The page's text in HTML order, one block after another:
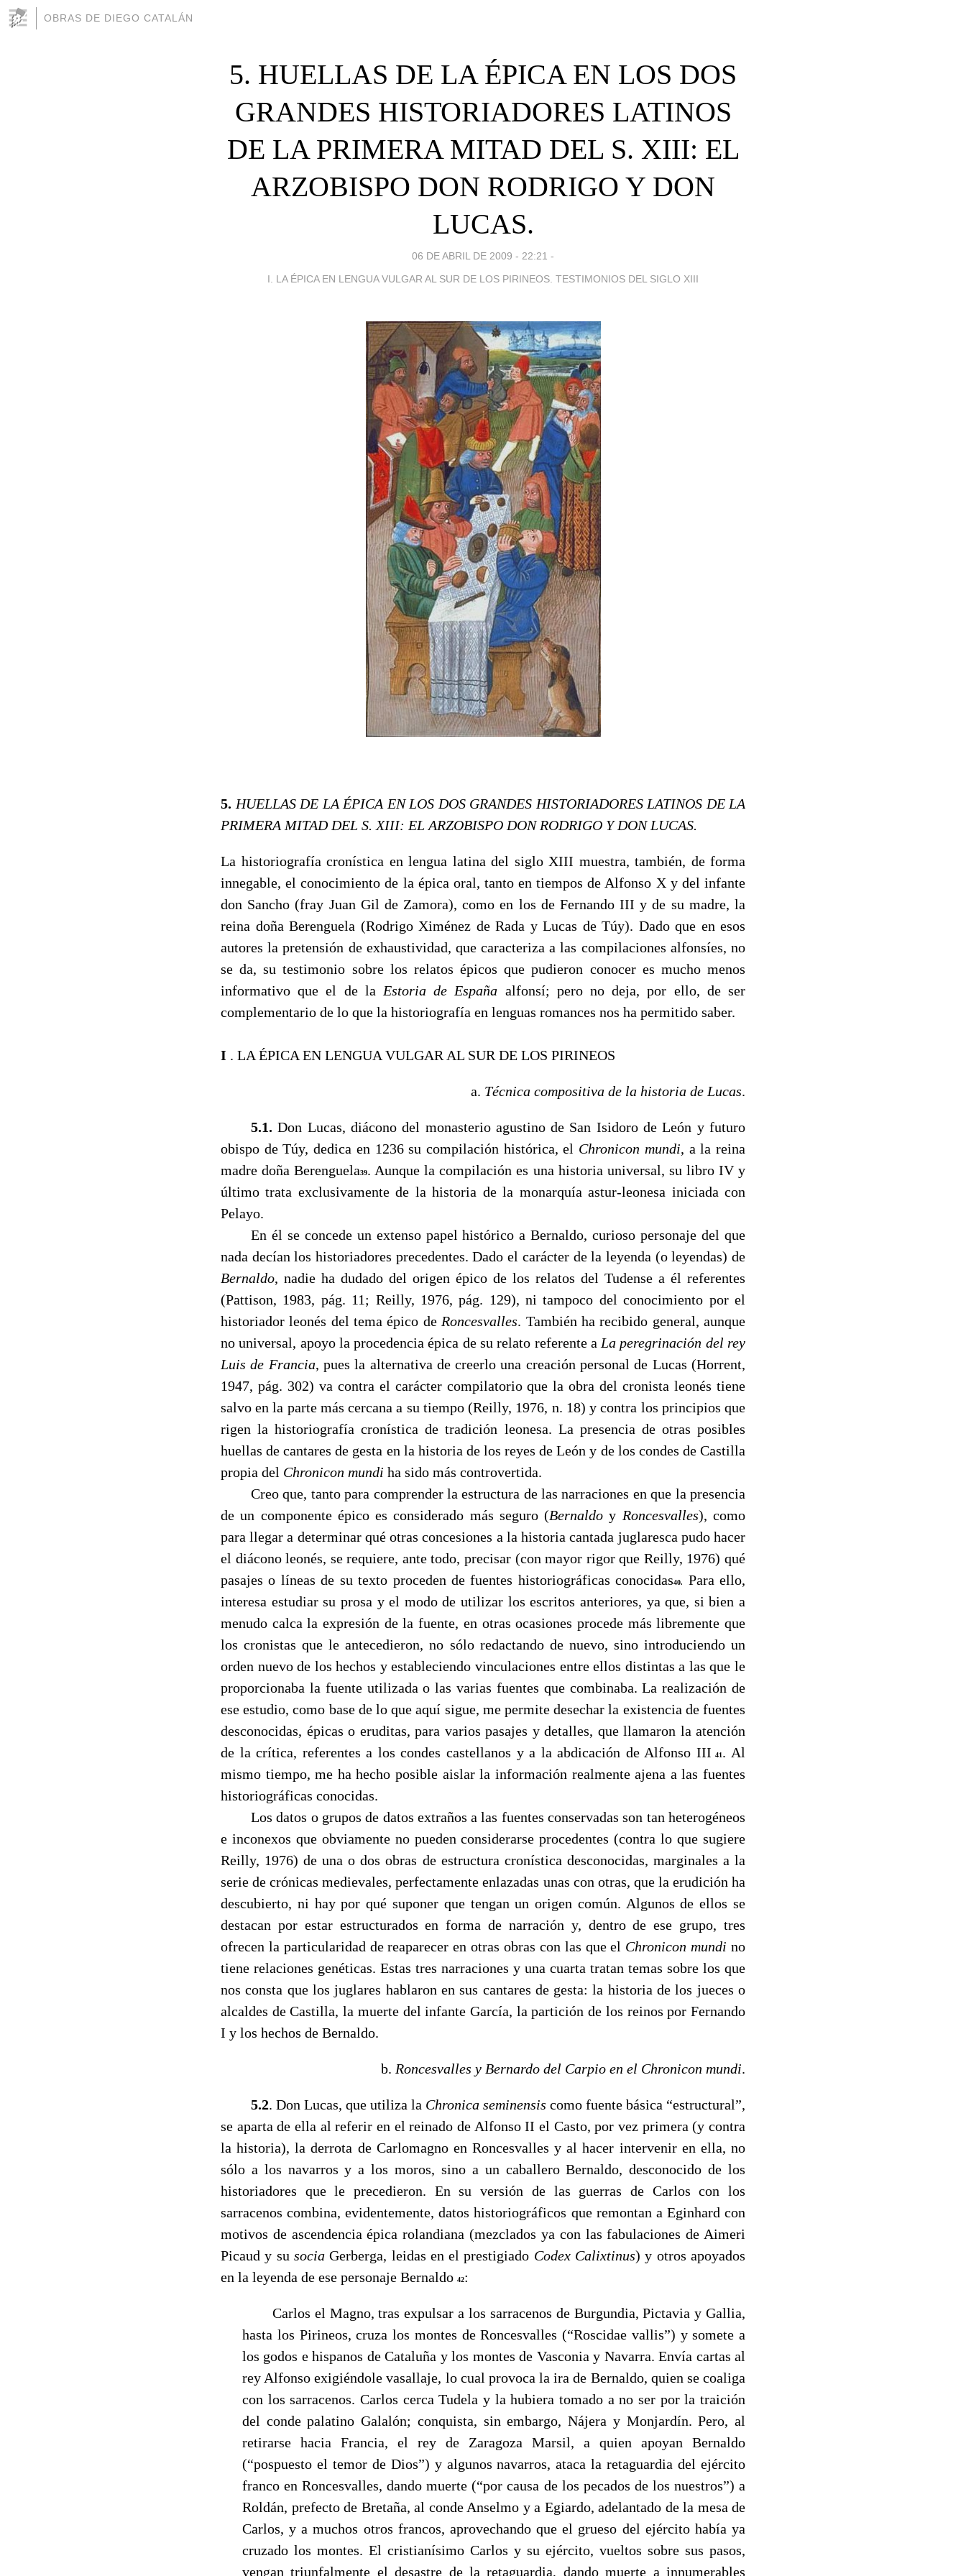
OBRAS DE DIEGO CATALÁN
5. HUELLAS DE LA ÉPICA EN LOS DOS
GRANDES HISTORIADORES LATINOS
DE LA PRIMERA MITAD DEL S. XIII: EL
ARZOBISPO DON RODRIGO Y DON
LUCAS.
06 DE ABRIL DE 2009 - 22:21 -
I. LA ÉPICA EN LENGUA VULGAR AL SUR DE LOS PIRINEOS. TESTIMONIOS DEL SIGLO XIII
5. HUELLAS DE LA ÉPICA EN LOS DOS GRANDES HISTORIADORES LATINOS DE LA
PRIMERA MITAD DEL S. XIII: EL ARZOBISPO DON RODRIGO Y DON LUCAS.
La historiografía cronística en lengua latina del siglo XIII muestra, también, de forma
innegable, el conocimiento de la épica oral, tanto en tiempos de Alfonso X y del infante
don Sancho (fray Juan Gil de Zamora), como en los de Fernando III y de su madre, la
reina doña Berenguela (Rodrigo Ximénez de Rada y Lucas de Túy). Dado que en esos
autores la pretensión de exhaustividad, que caracteriza a las compilaciones alfonsíes, no
se da, su testimonio sobre los relatos épicos que pudieron conocer es mucho menos
informativo que el de la Estoria de España alfonsí; pero no deja, por ello, de ser
complementario de lo que la historiografía en lenguas romances nos ha permitido saber.
I . LA ÉPICA EN LENGUA VULGAR AL SUR DE LOS PIRINEOS
a. Técnica compositiva de la historia de Lucas.
5.1.Don Lucas, diácono del monasterio agustino de San Isidoro de León y futuro
obispo de Túy, dedica en 1236 su compilación histórica, el Chronicon mundi, a la reina
madre doña Berenguela39. Aunque la compilación es una historia universal, su libro IV y
último trata exclusivamente de la historia de la monarquía astur-leonesa iniciada con
Pelayo.
En él se concede un extenso papel histórico a Bernaldo, curioso personaje del que
nada decían los historiadores precedentes. Dado el carácter de la leyenda (o leyendas) de
Bernaldo, nadie ha dudado del origen épico de los relatos del Tudense a él referentes
(Pattison, 1983, pág. 11; Reilly, 1976, pág. 129), ni tampoco del conocimiento por el
historiador leonés del tema épico de Roncesvalles. También ha recibido general, aunque
no universal, apoyo la procedencia épica de su relato referente a La peregrinación del rey
Luis de Francia, pues la alternativa de creerlo una creación personal de Lucas (Horrent,
1947, pág. 302) va contra el carácter compilatorio que la obra del cronista leonés tiene
salvo en la parte más cercana a su tiempo (Reilly, 1976, n. 18) y contra los principios que
rigen la historiografía cronística de tradición leonesa. La presencia de otras posibles
huellas de cantares de gesta en la historia de los reyes de León y de los condes de Castilla
propia del Chronicon mundi ha sido más controvertida.
Creo que, tanto para comprender la estructura de las narraciones en que la presencia
de un componente épico es considerado más seguro (Bernaldoy Roncesvalles), como
para llegar a determinar qué otras concesiones a la historia cantada juglaresca pudo hacer
el diácono leonés, se requiere, ante todo, precisar (con mayor rigor que Reilly, 1976) qué
pasajes o líneas de su texto proceden de fuentes historiográficas conocidas40.
Para ello,
interesa estudiar su prosa y el modo de utilizar los escritos anteriores, ya que, si bien a
menudo calca la expresión de la fuente, en otras ocasiones procede más libremente que
los cronistas que le antecedieron, no sólo redactando de nuevo, sino introduciendo un
orden nuevo de los hechos y estableciendo vinculaciones entre ellos distintas a las que le
proporcionaba la fuente utilizada o las varias fuentes que combinaba. La realización de
ese estudio, como base de lo que aquí sigue, me permite desechar la existencia de fuentes
desconocidas, épicas o eruditas, para varios pasajes y detalles, que llamaron la atención
de la crítica, referentes a los condes castellanos y a la abdicación de Alfonso III 41. Al
mismo tiempo, me ha hecho posible aislar la información realmente ajena a las fuentes
historiográficas conocidas.
Los datos o grupos de datos extraños a las fuentes conservadas son tan heterogéneos
e inconexos que obviamente no pueden considerarse procedentes (contra lo que sugiere
Reilly, 1976) de una o dos obras de estructura cronística desconocidas, marginales a la
serie de crónicas medievales, perfectamente enlazadas unas con otras, que la erudición ha
descubierto, ni hay por qué suponer que tengan un origen común. Algunos de ellos se
destacan por estar estructurados en forma de narración y, dentro de ese grupo, tres
ofrecen la particularidad de reaparecer en otras obras con las que el Chronicon mundino
tiene relaciones genéticas. Estas tres narraciones y una cuarta tratan temas sobre los que
nos consta que los juglares hablaron en sus cantares de gesta: la historia de los jueces o
alcaldes de Castilla, la muerte del infante García, la partición de los reinos por Fernando
I y los hechos de Bernaldo.
b. Roncesvalles y Bernardo del Carpio en el Chronicon mundi.
5.2. Don Lucas, que utiliza la Chronica seminensis como fuente básica “estructural”,
se aparta de ella al referir en el reinado de Alfonso II el Casto, por vez primera (y contra
la historia), la derrota de Carlomagno en Roncesvalles y al hacer intervenir en ella, no
sólo a los navarros y a los moros, sino a un caballero Bernaldo, desconocido de los
historiadores que le precedieron. En su versión de las guerras de Carlos con los
sarracenos combina, evidentemente, datos historiográficos que remontan a Eginhard con
motivos de ascendencia épica rolandiana (mezclados ya con las fabulaciones de Aimeri
Picaud y su sociaGerberga, leidas en el prestigiado Codex Calixtinus) y otros apoyados
en la leyenda de ese personaje Bernaldo 42:
Carlos el Magno, tras expulsar a los sarracenos de Burgundia, Pictavia y Gallia,
hasta los Pirineos, cruza los montes de Roncesvalles (“Roscidae vallis”) y somete a
los godos e hispanos de Cataluña y los montes de Vasconia y Navarra. Envía cartas al
rey Alfonso exigiéndole vasallaje, lo cual provoca la ira de Bernaldo, quien se coaliga
con los sarracenos. Carlos cerca Tudela y la hubiera tomado a no ser por la traición
del conde palatino Galalón; conquista, sin embargo, Nájera y Monjardín. Pero, al
retirarse hacia Francia, el rey de Zaragoza Marsil, a quien apoyan Bernaldo
(“pospuesto el temor de Dios”) y algunos navarros, ataca la retaguardia del ejército
franco en Roncesvalles, dando muerte (“por causa de los pecados de los nuestros”) a
Roldán, prefecto de Bretaña, al conde Anselmo y a Egiardo, adelantado de la mesa de
Carlos, y a muchos otros francos, aprovechando que el grueso del ejército había ya
cruzado los montes. El cristianísimo Carlos y su ejército, vueltos sobre sus pasos,
vengan triunfalmente el desastre de la retaguardia, dando muerte a innumerables